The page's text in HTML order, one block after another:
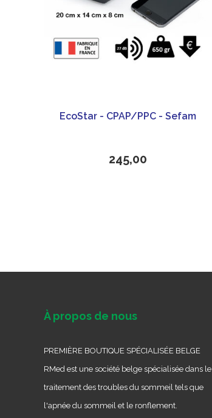
EcoStar - CPAP/PPC - Sefam
245,00
À propos de nous
PREMIÈRE BOUTIQUE SPÉCIALISÉE BELGE
RMed est une société belge spécialisée dans le
traitement des troubles du sommeil tels que
l'apnée du sommeil et le ronflement.